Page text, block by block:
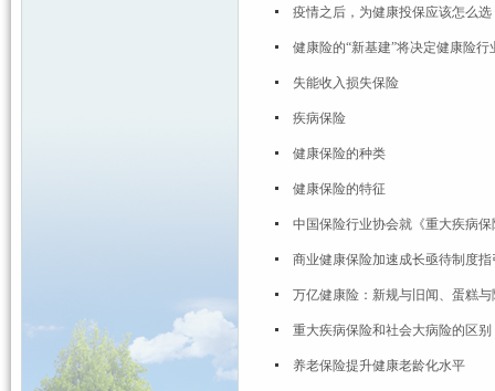
疫情之后，为健康投保应该怎么选
健康险的“新基建”将决定健康险行
失能收入损失保险
疾病保险
健康保险的种类
健康保险的特征
中国保险行业协会就《重大疾病
商业健康保险加速成长亟待制度
万亿健康险：新规与旧闻、蛋糕与
重大疾病保险和社会大病险的区别
养老保险提升健康老龄化水平